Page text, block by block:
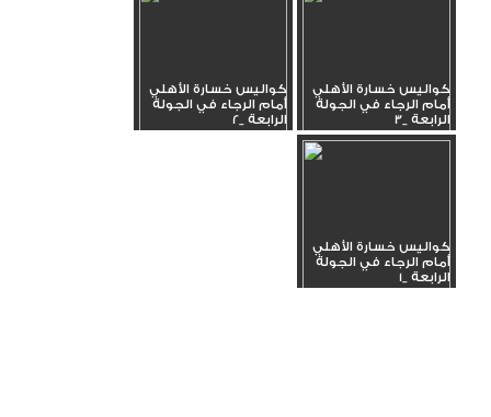
كواليس خسارة الأهلي
أمام الرجاء في الجولة
الرابعة _3
كواليس خسارة الأهلي
أمام الرجاء في الجولة
الرابعة _2
كواليس خسارة الأهلي
أمام الرجاء في الجولة
الرابعة _1